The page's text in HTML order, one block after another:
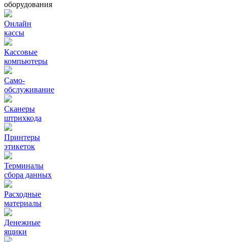
оборудования
Онлайн
кассы
Кассовые
компьютеры
Само-
обслуживание
Сканеры
штрихкода
Принтеры
этикеток
Терминалы
сбора данных
Расходные
материалы
Денежные
ящики